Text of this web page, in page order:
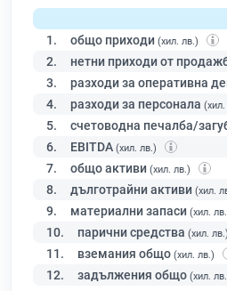
1. общо приходи (хил. лв.)
2. нетни приходи от
3. разходи за оперативна
4. разходи за персонала
5. счетоводна печалба/
6. EBITDA (хил. лв.)
7. общо активи (хил. лв.)
8. дълготрайни активи (хил.
9. материални запаси (хил.
10. парични средства (хил. лв.)
11. вземания общо (хил. лв.)
12. задължения общо (хил.